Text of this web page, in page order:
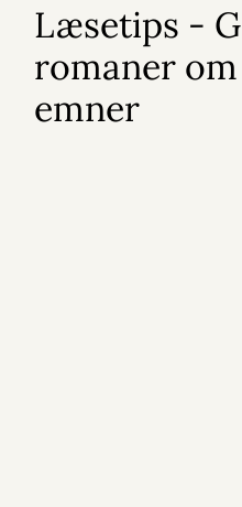
Læsetips -
romaner
emner